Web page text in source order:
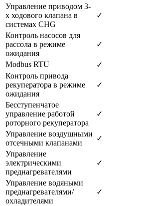
Управление приводом 3-
х ходового клапана в
системах CHG
✓
Контроль насосов для
рассола в режиме
ожидания
✓
Modbus RTU ✓
Контроль привода
рекуператора в режиме
ожидания
✓
Бесступенчатое
управление работой
роторного рекуператора
✓
Управление воздушными
отсечными клапанами
✓
Управление
электрическими
преднагревателями
✓
Управление водяными
преднагревателями/
охладителями
✓